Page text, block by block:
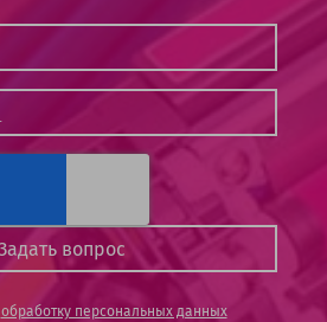
обработку персональных данных